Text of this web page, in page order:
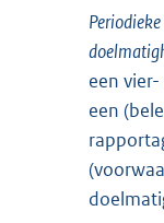
een
een
rappor